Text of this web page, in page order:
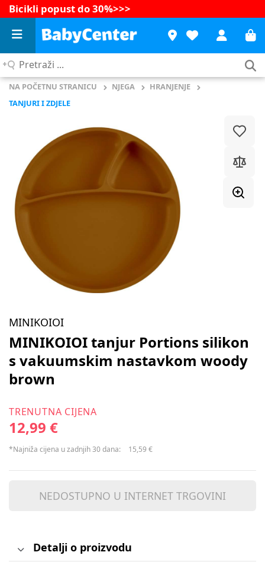
Bicikli popust do 30%>>>
Pretraži
NA POČETNU STRANICU NJEGA
HRANJENJE
TANJURI I ZDJELE
MINIKOIOI
MINIKOIOI tanjur Portions silikon
s vakuumskim nastavkom woody
brown
TRENUTNA CIJENA
12,99 €
*Najniža cijena u zadnjih 30 dana: 15,59 €
NEDOSTUPNO U INTERNET TRGOVINI
Detalji o proizvodu